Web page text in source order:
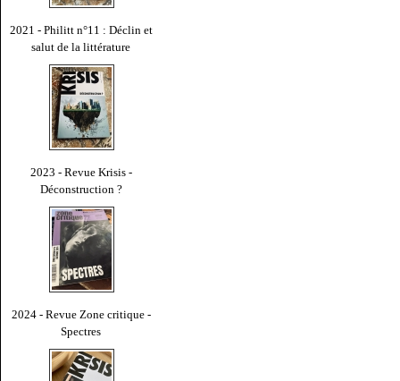
2021 - Philitt n°11 : Déclin et
salut de la littérature
2023 - Revue Krisis -
Déconstruction ?
2024 - Revue Zone critique -
Spectres